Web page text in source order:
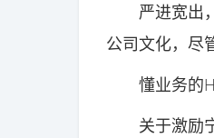
严进宽出，
公司文化，尽
懂业务的
关于激励宁